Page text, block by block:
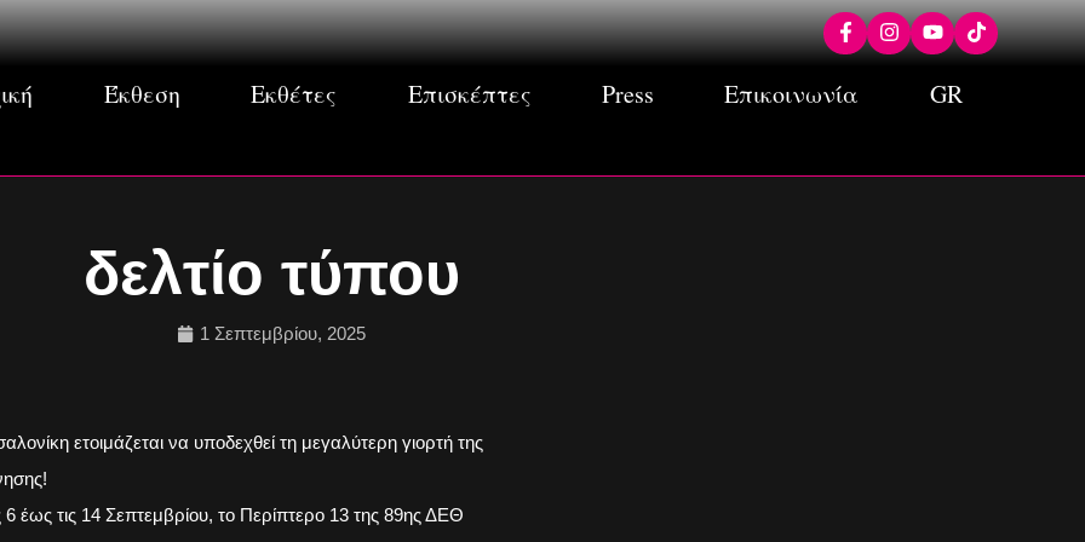
Έκθεση Εκθέτες Επισκέπτες Press Επικοινωνία GR
δελτίο τύπου
1 Σεπτεμβρίου, 2025
ετοιμάζεται να υποδεχθεί τη μεγαλύτερη γιορτή της
6 έως τις 14 Σεπτεμβρίου, το Περίπτερο 13 της 89ης ΔΕΘ